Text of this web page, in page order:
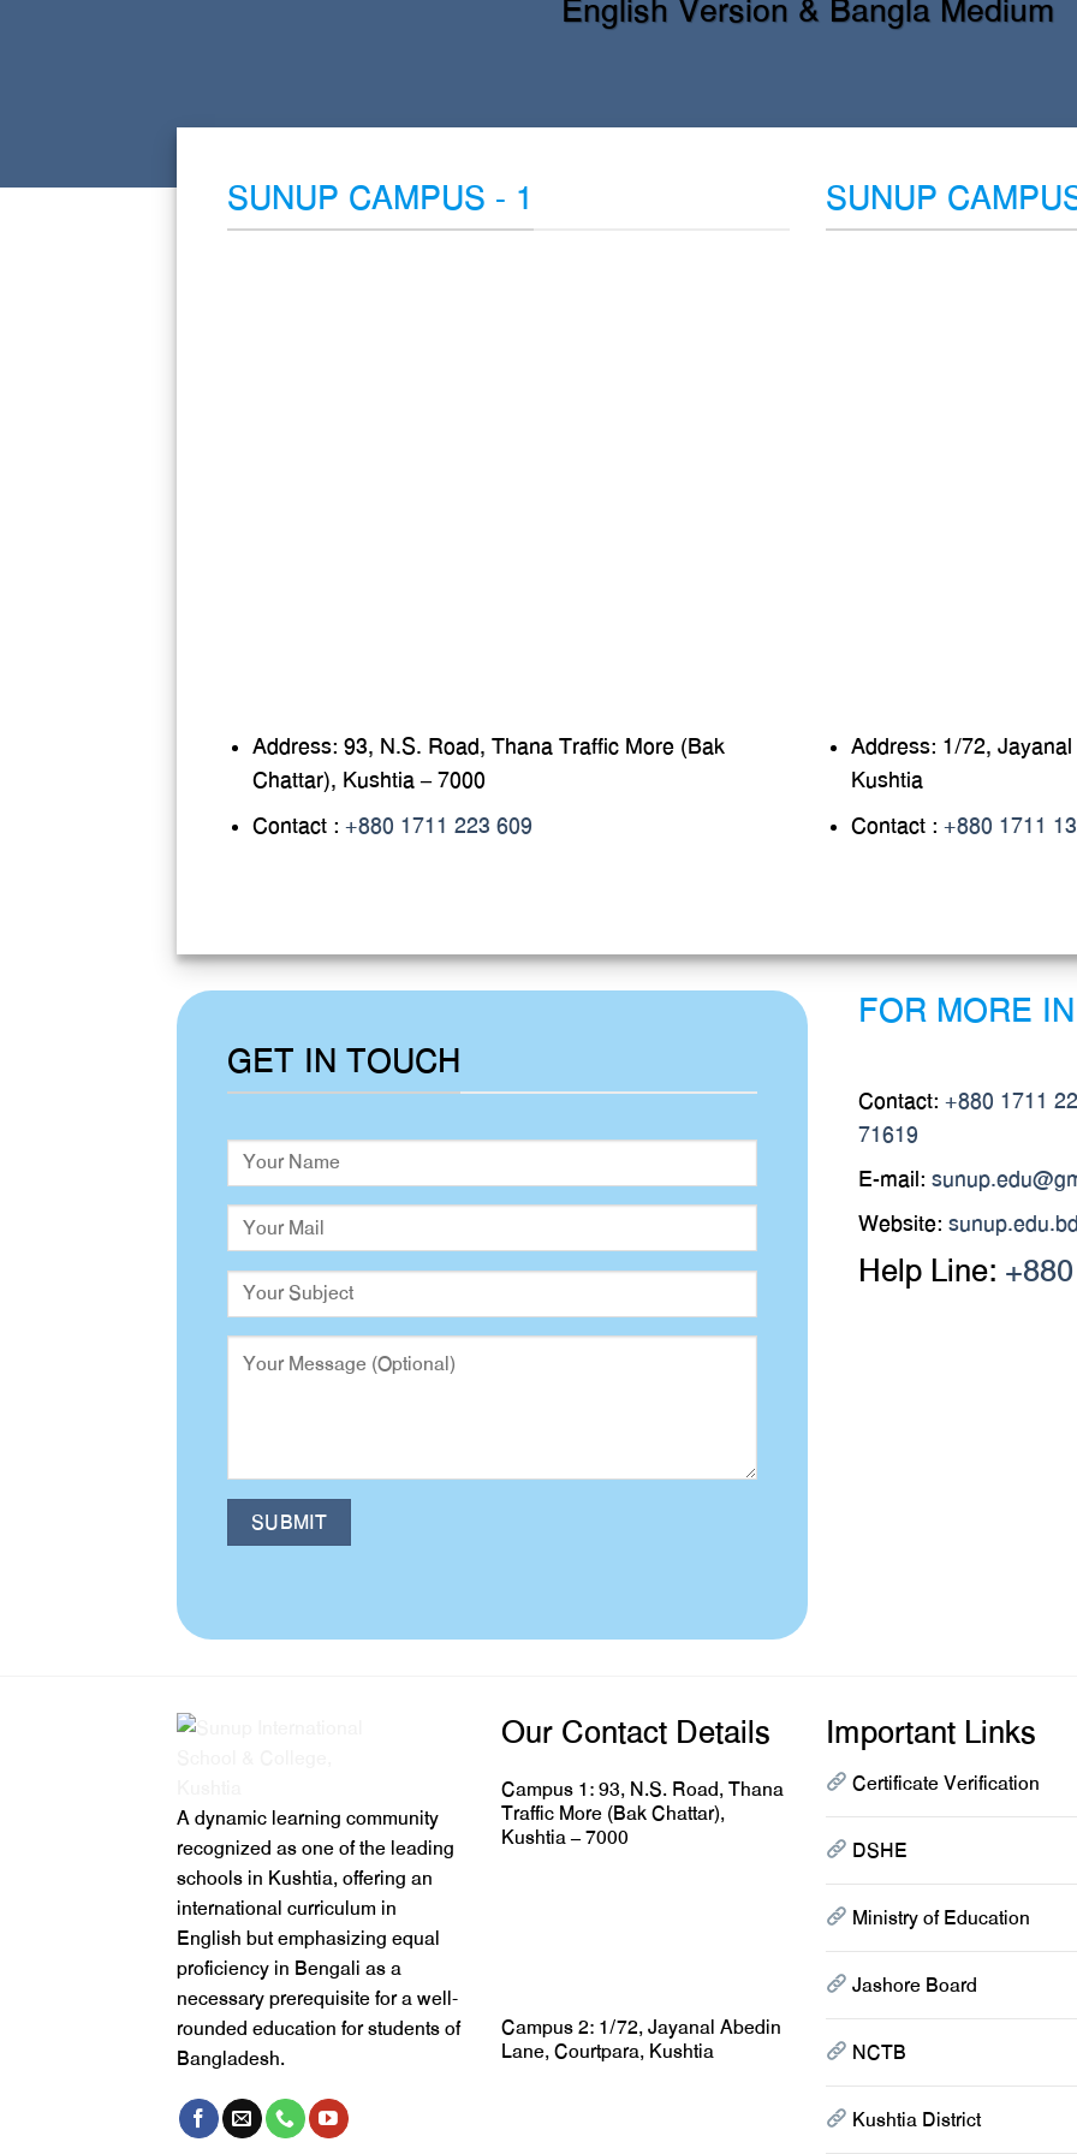
English Version & Bangla Medium
SUNUP CAMPUS - 1
Address: 93, N.S. Road, Thana Traffic More (Bak
Chattar), Kushtia – 7000
Contact : +880 1711 223 609
SUNUP
Address: 1/72,
Kushtia
Contact : +880 1711
GET IN TOUCH
FOR MORE
Contact: +880 1711
71619
E-mail:
Website:
Help Line:
A dynamic learning community
recognized as one of the leading
schools in Kushtia, offering an
international curriculum in
English but emphasizing equal
proficiency in Bengali as a
necessary prerequisite for a well-
rounded education for students of
Bangladesh.
Our Contact Details
Campus 1:93, N.S. Road, Thana
Traffic More (Bak Chattar),
Kushtia – 7000
Campus 2: 1/72, Jayanal Abedin
Lane, Courtpara, Kushtia
Important Links
Certificate Verification
DSHE
Ministry of Education
Jashore Board
NCTB
Kushtia District